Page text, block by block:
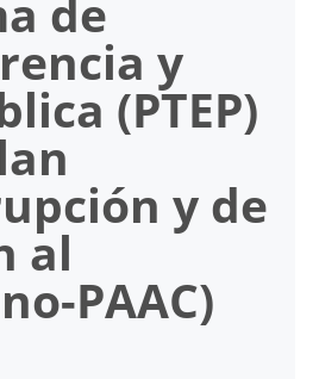
de
y
(PTEP)
y de
al
PAAC)